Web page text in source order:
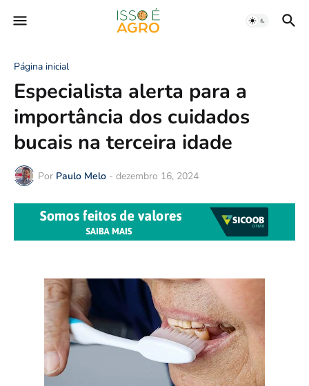
Página inicial
Especialista alerta para a
importância dos cuidados
bucais na terceira idade
Por Paulo Melo - dezembro 16, 2024